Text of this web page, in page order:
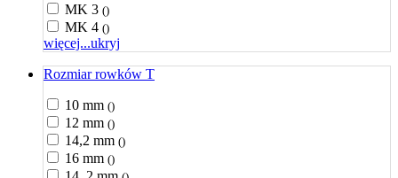
MK 3 ()
MK 4 ()
więcej...ukryj
Rozmiar rowków T
10 mm ()
12 mm ()
14,2 mm ()
16 mm ()